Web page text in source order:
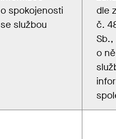
o spokojenosti
se službou
dle
č.
Sb.,
o